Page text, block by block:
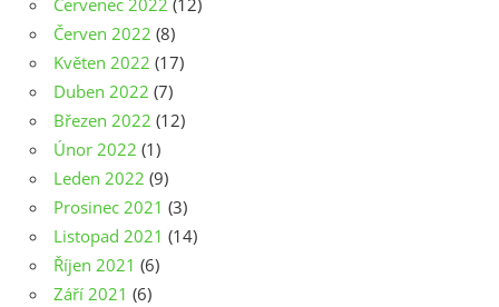
Červenec 2022 (12)
Červen 2022 (8)
Květen 2022 (17)
Duben 2022 (7)
Březen 2022 (12)
Únor 2022 (1)
Leden 2022 (9)
Prosinec 2021 (3)
Listopad 2021 (14)
Říjen 2021 (6)
Září 2021 (6)